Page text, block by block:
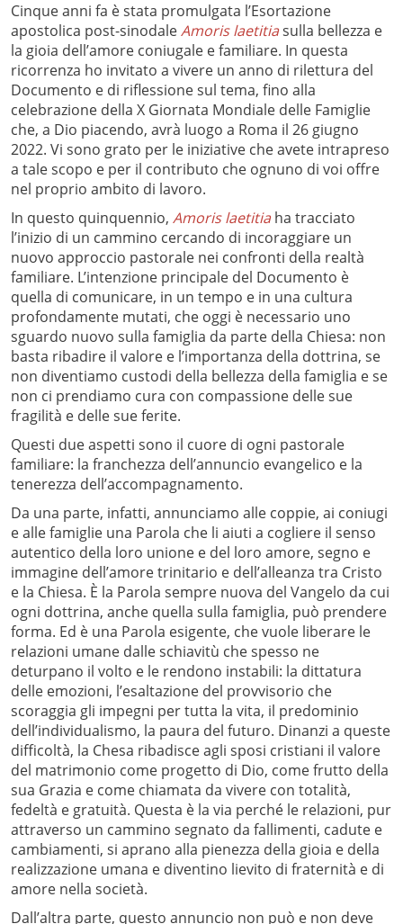
Cinque anni fa è stata promulgata l’Esortazione
apostolica post-sinodaleAmoris laetitiasulla bellezza e
la gioia dell’amore coniugale e familiare. In questa
ricorrenza ho invitato a vivere un anno di rilettura del
Documento e di riflessione sul tema, fino alla
celebrazione della X Giornata Mondiale delle Famiglie
che, a Dio piacendo, avrà luogo a Roma il 26 giugno
2022. Vi sono grato per le iniziative che avete intrapreso
a tale scopo e per il contributo che ognuno di voi offre
nel proprio ambito di lavoro.
In questo quinquennio, Amoris laetitiaha tracciato
l’inizio di un cammino cercando di incoraggiare un
nuovo approccio pastorale nei confronti della realtà
familiare. L’intenzione principale del Documento è
quella di comunicare, in un tempo e in una cultura
profondamente mutati, che oggi è necessario uno
sguardo nuovo sulla famiglia da parte della Chiesa: non
basta ribadire il valore e l’importanza della dottrina, se
non diventiamo custodi della bellezza della famiglia e se
non ci prendiamo cura con compassione delle sue
fragilità e delle sue ferite.
Questi due aspetti sono il cuore di ogni pastorale
familiare: la franchezza dell’annuncio evangelico e la
tenerezza dell’accompagnamento.
Da una parte, infatti, annunciamo alle coppie, ai coniugi
e alle famiglie una Parola che li aiuti a cogliere il senso
autentico della loro unione e del loro amore, segno e
immagine dell’amore trinitario e dell’alleanza tra Cristo
e la Chiesa. È la Parola sempre nuova del Vangelo da cui
ogni dottrina, anche quella sulla famiglia, può prendere
forma. Ed è una Parola esigente, che vuole liberare le
relazioni umane dalle schiavitù che spesso ne
deturpano il volto e le rendono instabili: la dittatura
delle emozioni, l’esaltazione del provvisorio che
scoraggia gli impegni per tutta la vita, il predominio
dell’individualismo, la paura del futuro. Dinanzi a queste
difficoltà, la Chesa ribadisce agli sposi cristiani il valore
del matrimonio come progetto di Dio, come frutto della
sua Grazia e come chiamata da vivere con totalità,
fedeltà e gratuità. Questa è la via perché le relazioni, pur
attraverso un cammino segnato da fallimenti, cadute e
cambiamenti, si aprano alla pienezza della gioia e della
realizzazione umana e diventino lievito di fraternità e di
amore nella società.
Dall’altra parte, questo annuncio non può e non deve